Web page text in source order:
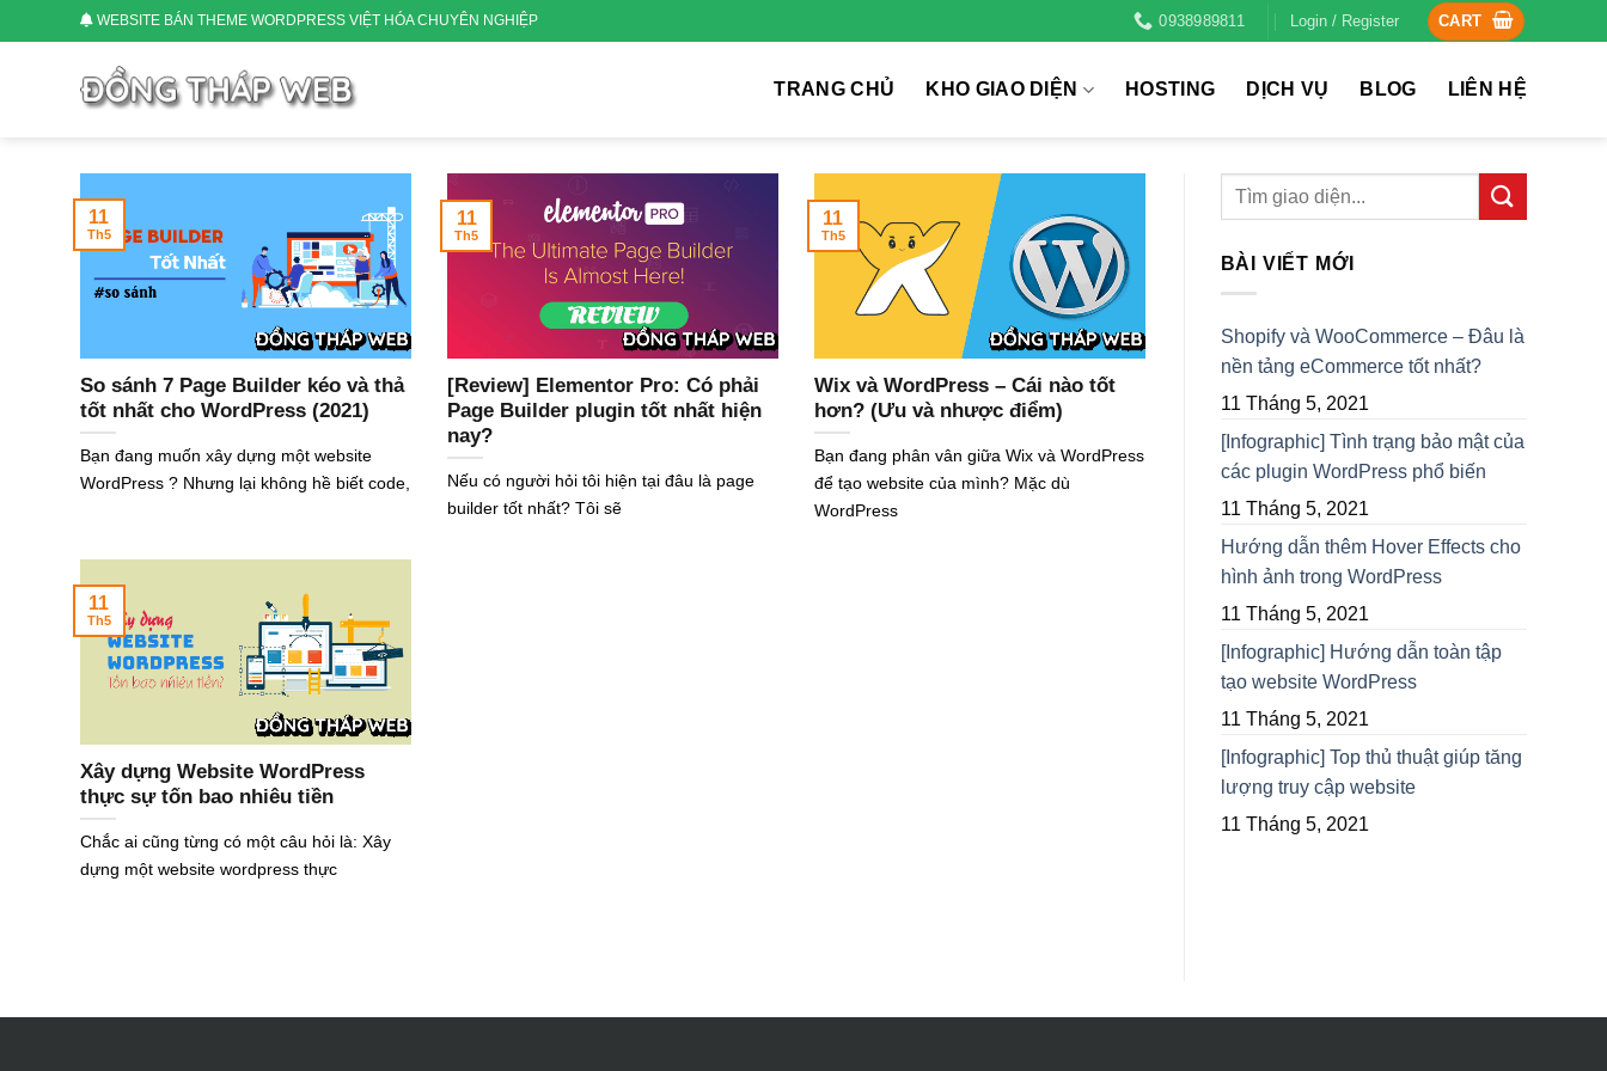
to
WEBSITE BÁN THEME WORDPRESS VIỆT HÓA CHUYÊN NGHIỆP 0938989811 Login / Register CART
TRANG CHỦ KHO GIAO DIỆN HOSTING DỊCH VỤ BLOG LIÊN HỆ
So sánh 7 Page Builder kéo và thả
tốt nhất cho WordPress (2021)
Bạn đang muốn xây dựng một website
WordPress ? Nhưng lại không hề biết code,
11
Th5
[Review] Elementor Pro: Có phải
Page Builder plugin tốt nhất hiện
nay?
Nếu có người hỏi tôi hiện tại đâu là page
builder tốt nhất? Tôi sẽ
11
Th5
Wix và WordPress – Cái nào tốt
hơn? (Ưu và nhược điểm)
Bạn đang phân vân giữa Wix và WordPress
để tạo website của mình? Mặc dù
WordPress
11
Th5
Xây dựng Website WordPress
thực sự tốn bao nhiêu tiền
Chắc ai cũng từng có một câu hỏi là: Xây
dựng một website wordpress thực
11
Th5
BÀI VIẾT MỚI
Shopify và WooCommerce – Đâu là
nền tảng eCommerce tốt nhất?
11 Tháng 5, 2021
[Infographic] Tình trạng bảo mật của
các plugin WordPress phổ biến
11 Tháng 5, 2021
Hướng dẫn thêm Hover Effects cho
hình ảnh trong WordPress
11 Tháng 5, 2021
[Infographic] Hướng dẫn toàn tập
tạo website WordPress
11 Tháng 5, 2021
[Infographic] Top thủ thuật giúp tăng
lượng truy cập website
11 Tháng 5, 2021